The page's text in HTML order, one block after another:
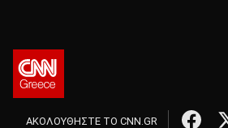
ΑΚΟΛΟΥΘΗΣΤΕ ΤΟ CNN.GR